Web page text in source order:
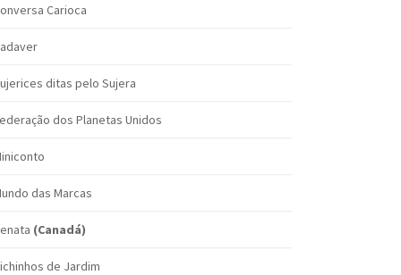
Carioca
ditas pelo Sujera
dos Planetas Unidos
das Marcas
(Canadá)
de Jardim